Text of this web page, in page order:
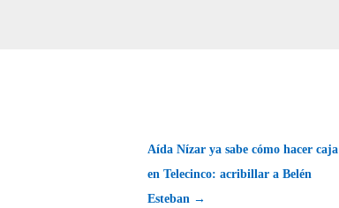
Aída Nízar ya sabe cómo hacer caja
en Telecinco: acribillar a Belén
Esteban →